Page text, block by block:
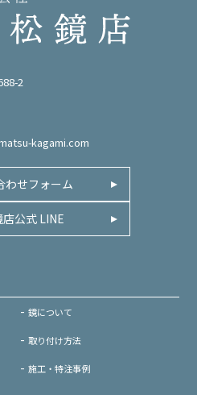
2
kagami.com
わせフォーム
公式 LINE
鏡について
取り付け方法
施工・特注事例